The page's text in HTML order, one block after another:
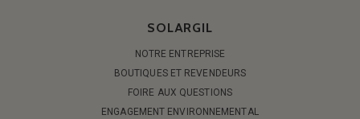
SOLARGIL
NOTRE ENTREPRISE
BOUTIQUES ET REVENDEURS
FOIRE AUX QUESTIONS
ENGAGEMENT ENVIRONNEMENTAL